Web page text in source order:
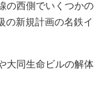
の西側でいくつかの
の新規計画の名鉄イ
大同生命ビルの解体